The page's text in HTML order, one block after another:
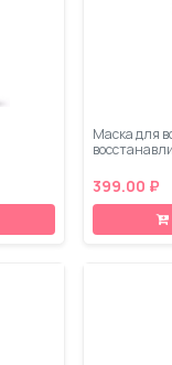
Маска для
399.00 ₽